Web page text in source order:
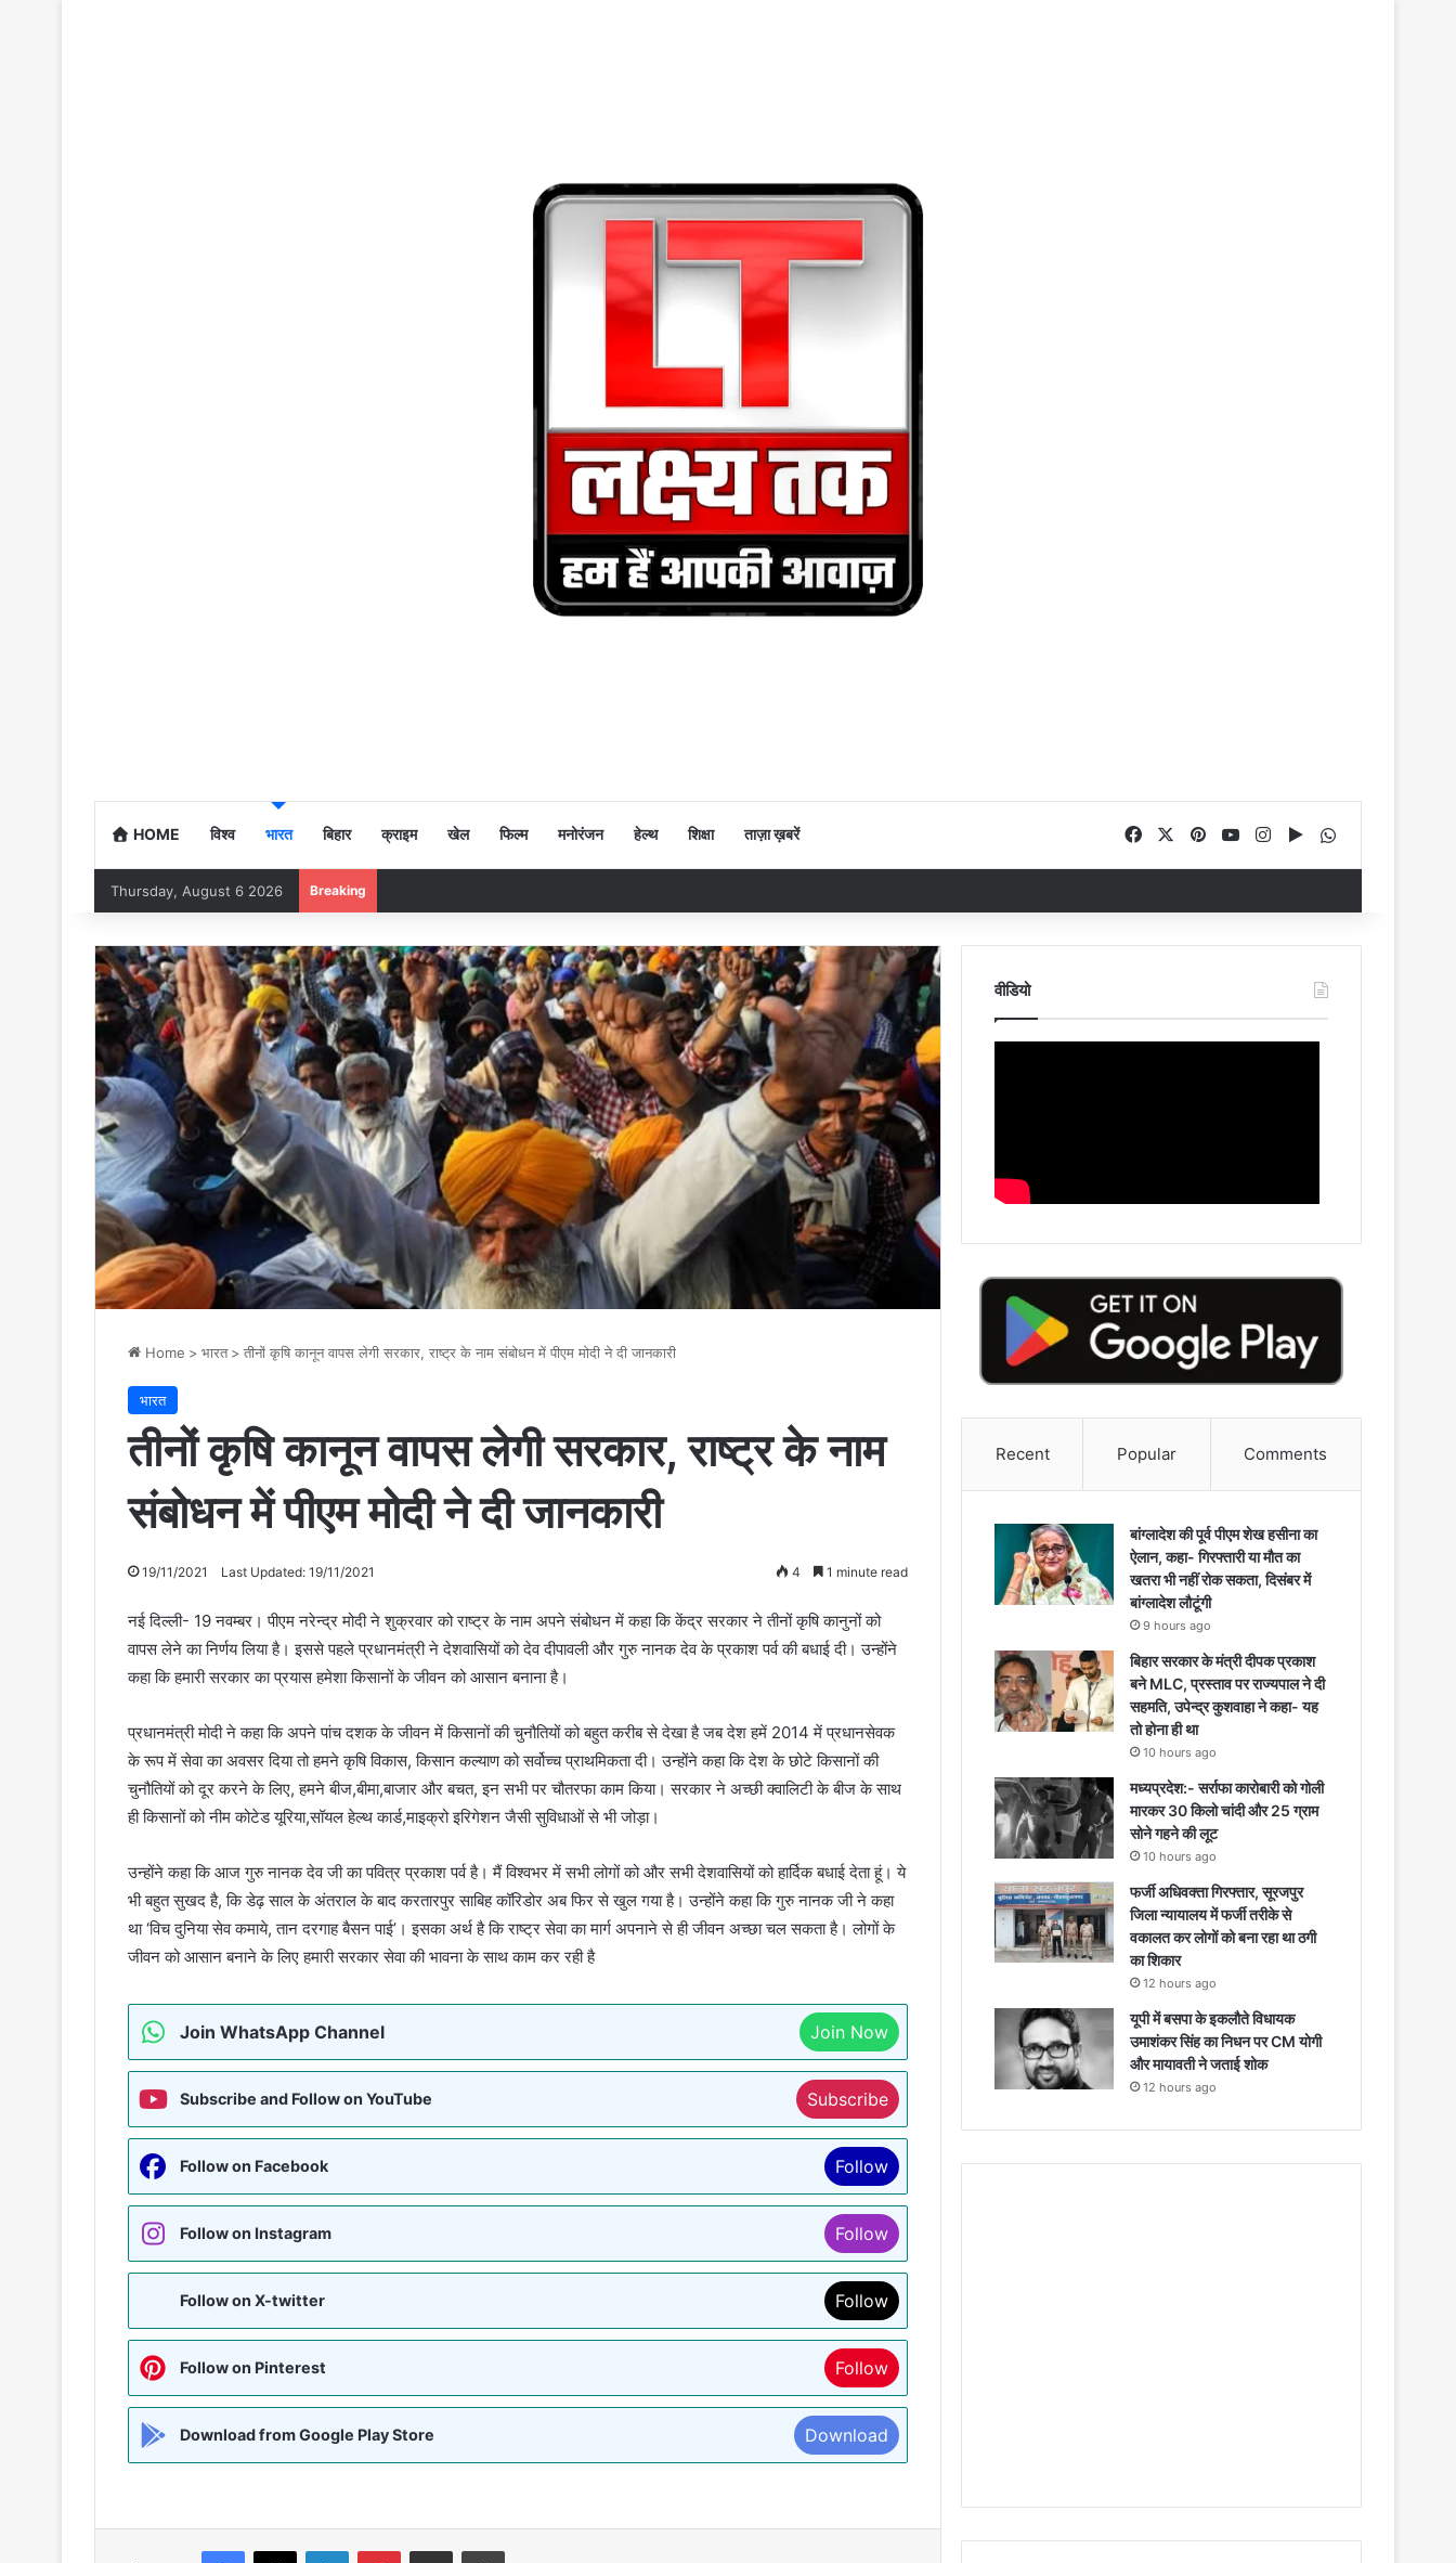
HOME विश्व भारत बिहार क्राइम खेल फिल्म मनोरंजन हेल्थ शिक्षा ताज़ा ख़बरें FacebookPinterestYouTubeInstagram
Google Play
Thursday, August 6 2026 Breaking
Home > भारत > तीनों कृषि कानून वापस लेगी सरकार, राष्ट्र के नाम संबोधन में पीएम मोदी ने दी जानकारी
भारत
तीनों कृषि कानून वापस लेगी सरकार, राष्ट्र के नाम
संबोधन में पीएम मोदी ने दी जानकारी
19/11/2021 Last Updated: 19/11/2021 4 1 minute read
नई दिल्ली- 19 नवम्बर। पीएम नरेन्द्र मोदी ने शुक्रवार को राष्ट्र के नाम अपने संबोधन में कहा कि केंद्र सरकार ने तीनों कृषि कानुनों को
वापस लेने का निर्णय लिया है। इससे पहले प्रधानमंत्री ने देशवासियों को देव दीपावली और गुरु नानक देव के प्रकाश पर्व की बधाई दी। उन्होंने
कहा कि हमारी सरकार का प्रयास हमेशा किसानों के जीवन को आसान बनाना है।
प्रधानमंत्री मोदी ने कहा कि अपने पांच दशक के जीवन में किसानों की चुनौतियों को बहुत करीब से देखा है जब देश हमें 2014 में प्रधानसेवक
के रूप में सेवा का अवसर दिया तो हमने कृषि विकास, किसान कल्याण को सर्वोच्च प्राथमिकता दी। उन्होंने कहा कि देश के छोटे किसानों की
चुनौतियों को दूर करने के लिए, हमने बीज,बीमा,बाजार और बचत, इन सभी पर चौतरफा काम किया। सरकार ने अच्छी क्वालिटी के बीज के साथ
ही किसानों को नीम कोटेड यूरिया,सॉयल हेल्थ कार्ड,माइक्रो इरिगेशन जैसी सुविधाओं से भी जोड़ा।
उन्होंने कहा कि आज गुरु नानक देव जी का पवित्र प्रकाश पर्व है। मैं विश्वभर में सभी लोगों को और सभी देशवासियों को हार्दिक बधाई देता हूं। ये
भी बहुत सुखद है, कि डेढ़ साल के अंतराल के बाद करतारपुर साबिह कॉरिडोर अब फिर से खुल गया है। उन्होंने कहा कि गुरु नानक जी ने कहा
था ‘विच दुनिया सेव कमाये, तान दरगाह बैसन पाई’। इसका अर्थ है कि राष्ट्र सेवा का मार्ग अपनाने से ही जीवन अच्छा चल सकता है। लोगों के
जीवन को आसान बनाने के लिए हमारी सरकार सेवा की भावना के साथ काम कर रही है
Join WhatsApp Channel Join Now
Subscribe and Follow on YouTube Subscribe
Follow on Facebook Follow
Follow on Instagram Follow
Follow on X-twitter Follow
Follow on Pinterest Follow
Download from Google Play Store Download
Facebook
X LinkedInPinterestShare via Email Print
वीडियो
Recent Popular Comments
बांग्लादेश की पूर्व पीएम शेख हसीना का
ऐलान, कहा- गिरफ्तारी या मौत का
खतरा भी नहीं रोक सकता, दिसंबर में
बांग्लादेश लौटूंगी
9 hours ago
बिहार सरकार के मंत्री दीपक प्रकाश
बने MLC, प्रस्ताव पर राज्यपाल ने दी
सहमति, उपेन्द्र कुशवाहा ने कहा- यह
तो होना ही था
10 hours ago
मध्यप्रदेश:- सर्राफा कारोबारी को गोली
मारकर 30 किलो चांदी और 25 ग्राम
सोने गहने की लूट
10 hours ago
फर्जी अधिवक्ता गिरफ्तार, सूरजपुर
जिला न्यायालय में फर्जी तरीके से
वकालत कर लोगों को बना रहा था ठगी
का शिकार
12 hours ago
यूपी में बसपा के इकलौते विधायक
उमाशंकर सिंह का निधन पर CM याेगी
और मायावती ने जताई शोक
12 hours ago